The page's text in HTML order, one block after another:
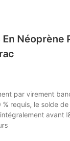
Néoprène
par virement
% requis, le solde
avant